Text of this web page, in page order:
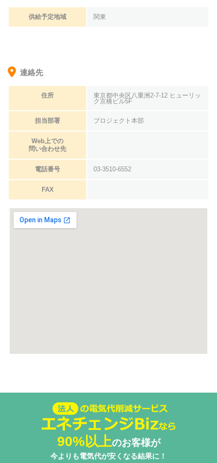
供給予定地域 関東
連絡先
住所
東京都中央区八重洲2-7-12 ヒューリッ
ク京橋ビル5F
担当部署 プロジェクト本部
Web上での
問い合わせ先
電話番号 03-3510-6552
FAX
法人の電気代削減サービスエネチェン
ジBizなら
90%以上のお客様が
今よりも電気代が安くなる結果に！